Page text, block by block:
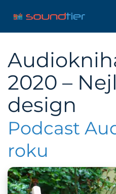
2020 –
design
Podcast
roku